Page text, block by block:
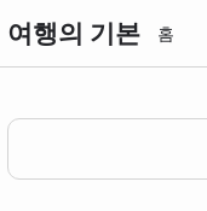
여행의 기본 홈